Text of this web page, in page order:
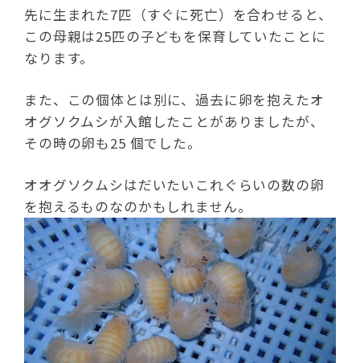
先に生まれた7匹（すぐに死亡）を合わせると、
この母親は25匹の子どもを保育していたことに
なります。
また、この個体とは別に、過去に卵を抱えたオ
オグソクムシが入館したことがありましたが、
その時の卵も25 個でした。
オオグソクムシはだいたいこれぐらいの数の卵
を抱えるものなのかもしれません。